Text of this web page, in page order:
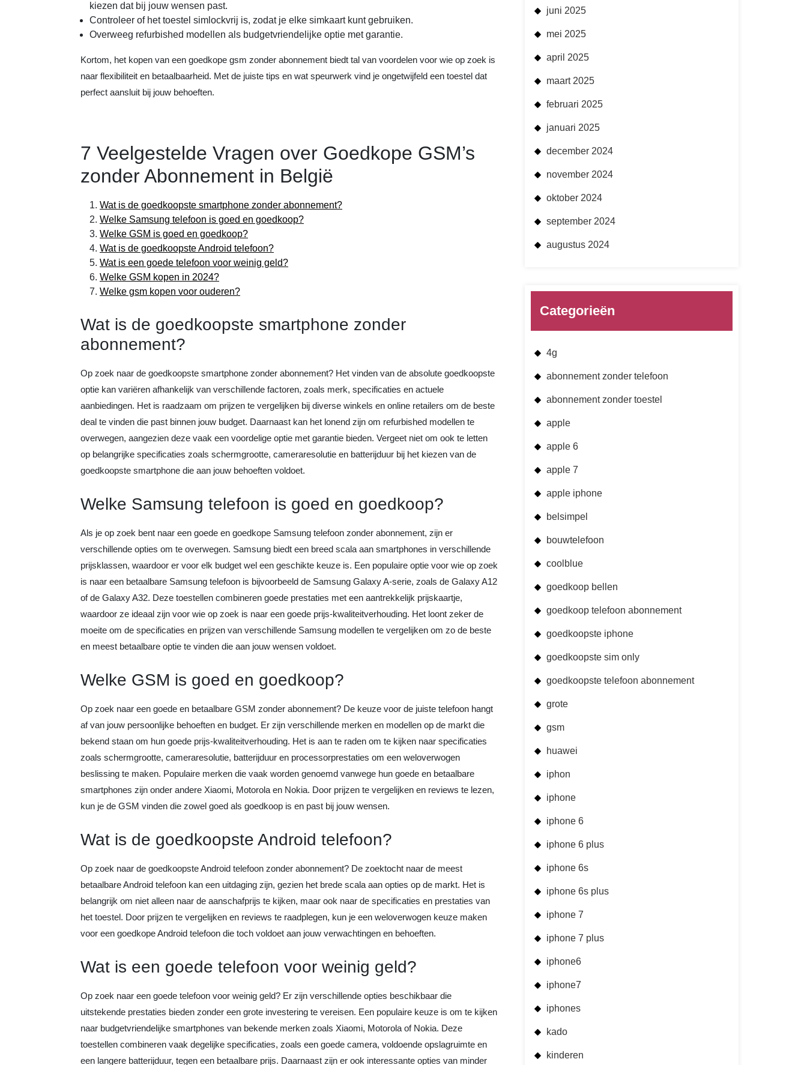
kiezen dat bij jouw wensen past.
Controleer of het toestel simlockvrij is, zodat je elke simkaart kunt gebruiken.
Overweeg refurbished modellen als budgetvriendelijke optie met garantie.
Kortom, het kopen van een goedkope gsm zonder abonnement biedt tal van voordelen voor wie op zoek is
naar flexibiliteit en betaalbaarheid. Met de juiste tips en wat speurwerk vind je ongetwijfeld een toestel dat
perfect aansluit bij jouw behoeften.
7 Veelgestelde Vragen over Goedkope GSM’s
zonder Abonnement in België
Wat is de goedkoopste smartphone zonder abonnement?
Welke Samsung telefoon is goed en goedkoop?
Welke GSM is goed en goedkoop?
Wat is de goedkoopste Android telefoon?
Wat is een goede telefoon voor weinig geld?
Welke GSM kopen in 2024?
Welke gsm kopen voor ouderen?
Wat is de goedkoopste smartphone zonder
abonnement?
Op zoek naar de goedkoopste smartphone zonder abonnement? Het vinden van de absolute goedkoopste
optie kan variëren afhankelijk van verschillende factoren, zoals merk, specificaties en actuele
aanbiedingen. Het is raadzaam om prijzen te vergelijken bij diverse winkels en online retailers om de beste
deal te vinden die past binnen jouw budget. Daarnaast kan het lonend zijn om refurbished modellen te
overwegen, aangezien deze vaak een voordelige optie met garantie bieden. Vergeet niet om ook te letten
op belangrijke specificaties zoals schermgrootte, cameraresolutie en batterijduur bij het kiezen van de
goedkoopste smartphone die aan jouw behoeften voldoet.
Welke Samsung telefoon is goed en goedkoop?
Als je op zoek bent naar een goede en goedkope Samsung telefoon zonder abonnement, zijn er
verschillende opties om te overwegen. Samsung biedt een breed scala aan smartphones in verschillende
prijsklassen, waardoor er voor elk budget wel een geschikte keuze is. Een populaire optie voor wie op zoek
is naar een betaalbare Samsung telefoon is bijvoorbeeld de Samsung Galaxy A-serie, zoals de Galaxy A12
of de Galaxy A32. Deze toestellen combineren goede prestaties met een aantrekkelijk prijskaartje,
waardoor ze ideaal zijn voor wie op zoek is naar een goede prijs-kwaliteitverhouding. Het loont zeker de
moeite om de specificaties en prijzen van verschillende Samsung modellen te vergelijken om zo de beste
en meest betaalbare optie te vinden die aan jouw wensen voldoet.
Welke GSM is goed en goedkoop?
Op zoek naar een goede en betaalbare GSM zonder abonnement? De keuze voor de juiste telefoon hangt
af van jouw persoonlijke behoeften en budget. Er zijn verschillende merken en modellen op de markt die
bekend staan om hun goede prijs-kwaliteitverhouding. Het is aan te raden om te kijken naar specificaties
zoals schermgrootte, cameraresolutie, batterijduur en processorprestaties om een weloverwogen
beslissing te maken. Populaire merken die vaak worden genoemd vanwege hun goede en betaalbare
smartphones zijn onder andere Xiaomi, Motorola en Nokia. Door prijzen te vergelijken en reviews te lezen,
kun je de GSM vinden die zowel goed als goedkoop is en past bij jouw wensen.
Wat is de goedkoopste Android telefoon?
Op zoek naar de goedkoopste Android telefoon zonder abonnement? De zoektocht naar de meest
betaalbare Android telefoon kan een uitdaging zijn, gezien het brede scala aan opties op de markt. Het is
belangrijk om niet alleen naar de aanschafprijs te kijken, maar ook naar de specificaties en prestaties van
het toestel. Door prijzen te vergelijken en reviews te raadplegen, kun je een weloverwogen keuze maken
voor een goedkope Android telefoon die toch voldoet aan jouw verwachtingen en behoeften.
Wat is een goede telefoon voor weinig geld?
Op zoek naar een goede telefoon voor weinig geld? Er zijn verschillende opties beschikbaar die
uitstekende prestaties bieden zonder een grote investering te vereisen. Een populaire keuze is om te kijken
naar budgetvriendelijke smartphones van bekende merken zoals Xiaomi, Motorola of Nokia. Deze
toestellen combineren vaak degelijke specificaties, zoals een goede camera, voldoende opslagruimte en
een langere batterijduur, tegen een betaalbare prijs. Daarnaast zijn er ook interessante opties van minder
juni 2025
mei 2025
april 2025
maart 2025
februari 2025
januari 2025
december 2024
november 2024
oktober 2024
september 2024
augustus 2024
Categorieën
4g
abonnement zonder telefoon
abonnement zonder toestel
apple
apple 6
apple 7
apple iphone
belsimpel
bouwtelefoon
coolblue
goedkoop bellen
goedkoop telefoon abonnement
goedkoopste iphone
goedkoopste sim only
goedkoopste telefoon abonnement
grote
gsm
huawei
iphon
iphone
iphone 6
iphone 6 plus
iphone 6s
iphone 6s plus
iphone 7
iphone 7 plus
iphone6
iphone7
iphones
kado
kinderen